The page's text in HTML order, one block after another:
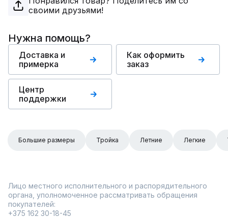
своими друзьями!
Нужна помощь?
Доставка и
примерка
Как оформить
заказ
Центр
поддержки
Большие размеры Тройка Летние Легкие
Лицо местного исполнительного и распорядительного
органа, уполномоченное рассматривать обращения
покупателей:
+375 162 30-18-45